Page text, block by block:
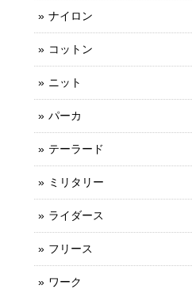
ナイロン
コットン
ニット
パーカ
テーラード
ミリタリー
ライダース
フリース
ワーク